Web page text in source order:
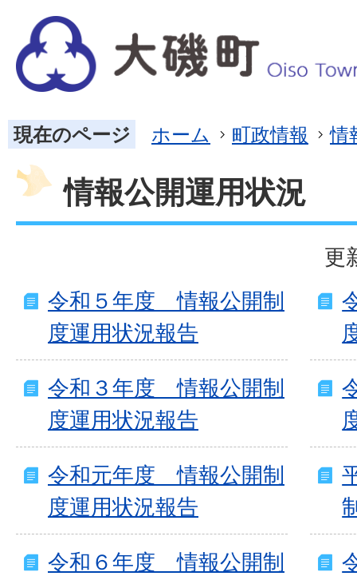
現在のページ ホーム 町政情報 情
情報公開運用状況
更
令和５年度 情報公開制
度運用状況報告
令和３年度 情報公開制
度運用状況報告
令和元年度 情報公開制
度運用状況報告
令和６年度 情報公開制